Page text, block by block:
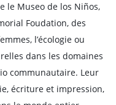
le Museo de los Niños,
Foudation, des
l’écologie ou
dans les domaines
communautaire. Leur
écriture et impression,